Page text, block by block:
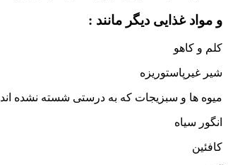
و مواد غذایی دیگر مانند :
کلم و کاهو
شیر غیرپاستوریزه
میوه ها و سبزیجات که به درستی شسته نشده اند
انگور سیاه
کافئین